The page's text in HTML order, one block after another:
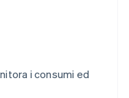
i consumi ed